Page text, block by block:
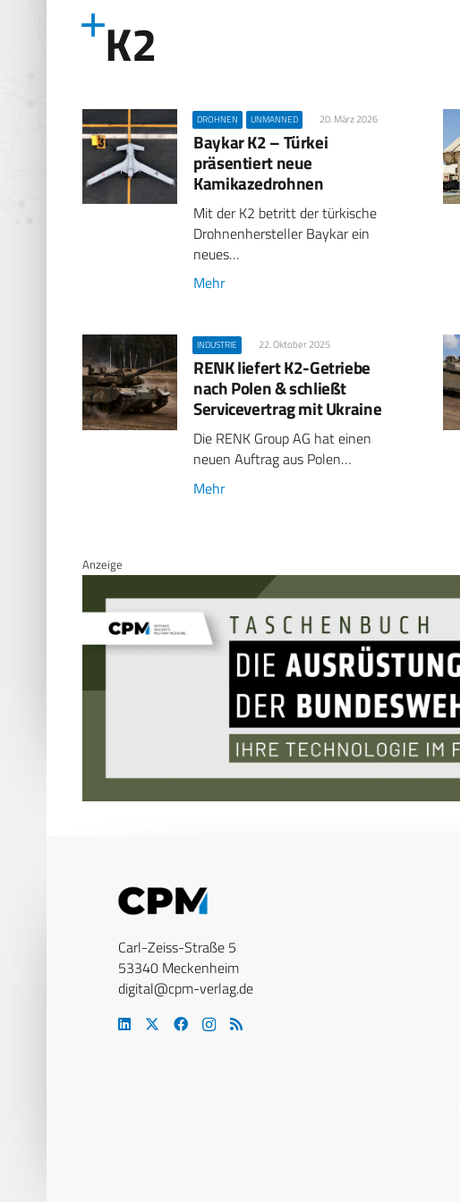
K2
DROHNEN UNMANNED 20. März 2026
Baykar K2 – Türkei
präsentiert neue
Kamikazedrohnen
Mit der K2 betritt der türkische
Drohnenhersteller Baykar ein
neues…
Mehr
INDUSTRIE 22. Oktober 2025
RENK liefert K2-Getriebe
nach Polen & schließt
Servicevertrag mit Ukraine
Die RENK Group AG hat einen
neuen Auftrag aus Polen…
Mehr
Anzeige
Carl-Zeiss-Straße 5
53340 Meckenheim
digital@cpm-verlag.de